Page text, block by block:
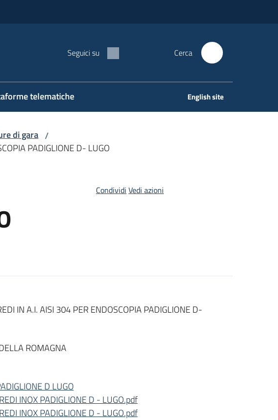
Seguici su Cerca
telematiche English site
di gara /
PADIGLIONE D- LUGO
Condividi Vedi azioni
IN A.I. AISI 304 PER ENDOSCOPIA PADIGLIONE D-
ROMAGNA
D LUGO
INOX PADIGLIONE D - LUGO.pdf
INOX PADIGLIONE D - LUGO.pdf